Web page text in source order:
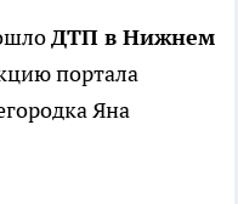
ДТП в Нижнем
портала
Яна